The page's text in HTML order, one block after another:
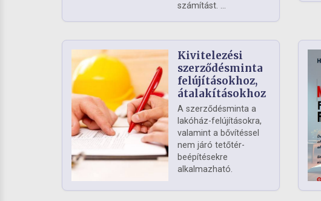
számítást. ...
Kivitelezési
szerződésminta
felújításokhoz,
átalakításokhoz
A szerződésminta a
lakóház-felújításokra,
valamint a bővítéssel
nem járó tetőtér-
beépítésekre
alkalmazható.